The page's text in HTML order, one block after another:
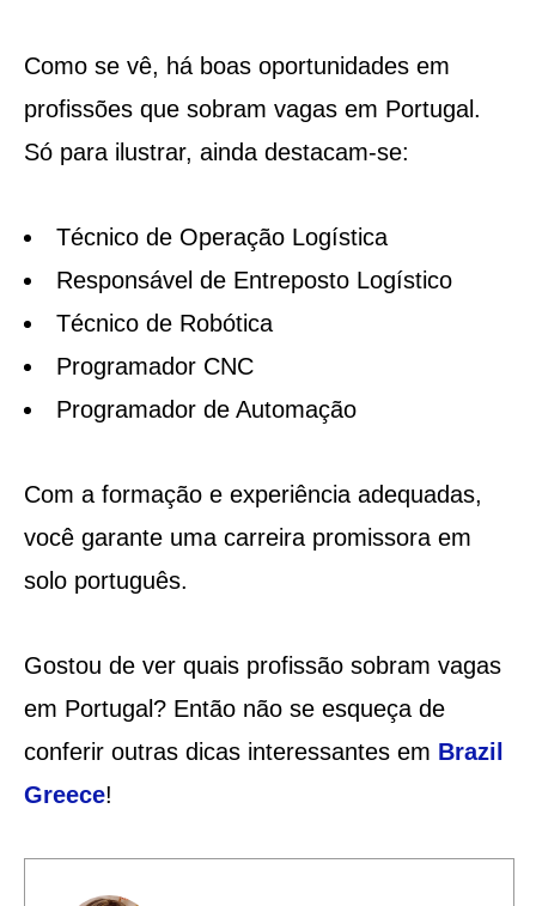
Como se vê, há boas oportunidades em
profissões que sobram vagas em Portugal.
Só para ilustrar, ainda destacam-se:
Técnico de Operação Logística
Responsável de Entreposto Logístico
Técnico de Robótica
Programador CNC
Programador de Automação
Com a formação e experiência adequadas,
você garante uma carreira promissora em
solo português.
Gostou de ver quais profissão sobram vagas
em Portugal? Então não se esqueça de
conferir outras dicas interessantes em Brazil
Greece!